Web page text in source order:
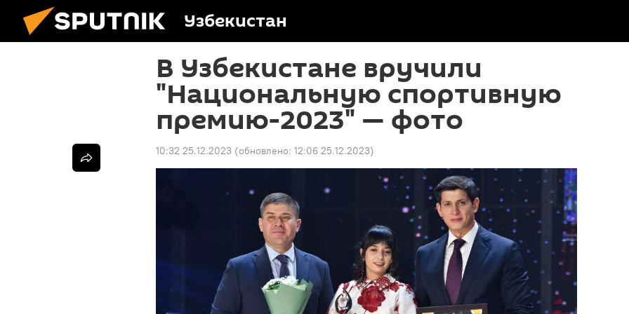
Узбекистан
В Узбекистане вручили
"Национальную спортивную
премию-2023" — фото
10:32 25.12.2023 (обновлено: 12:06 25.12.2023)